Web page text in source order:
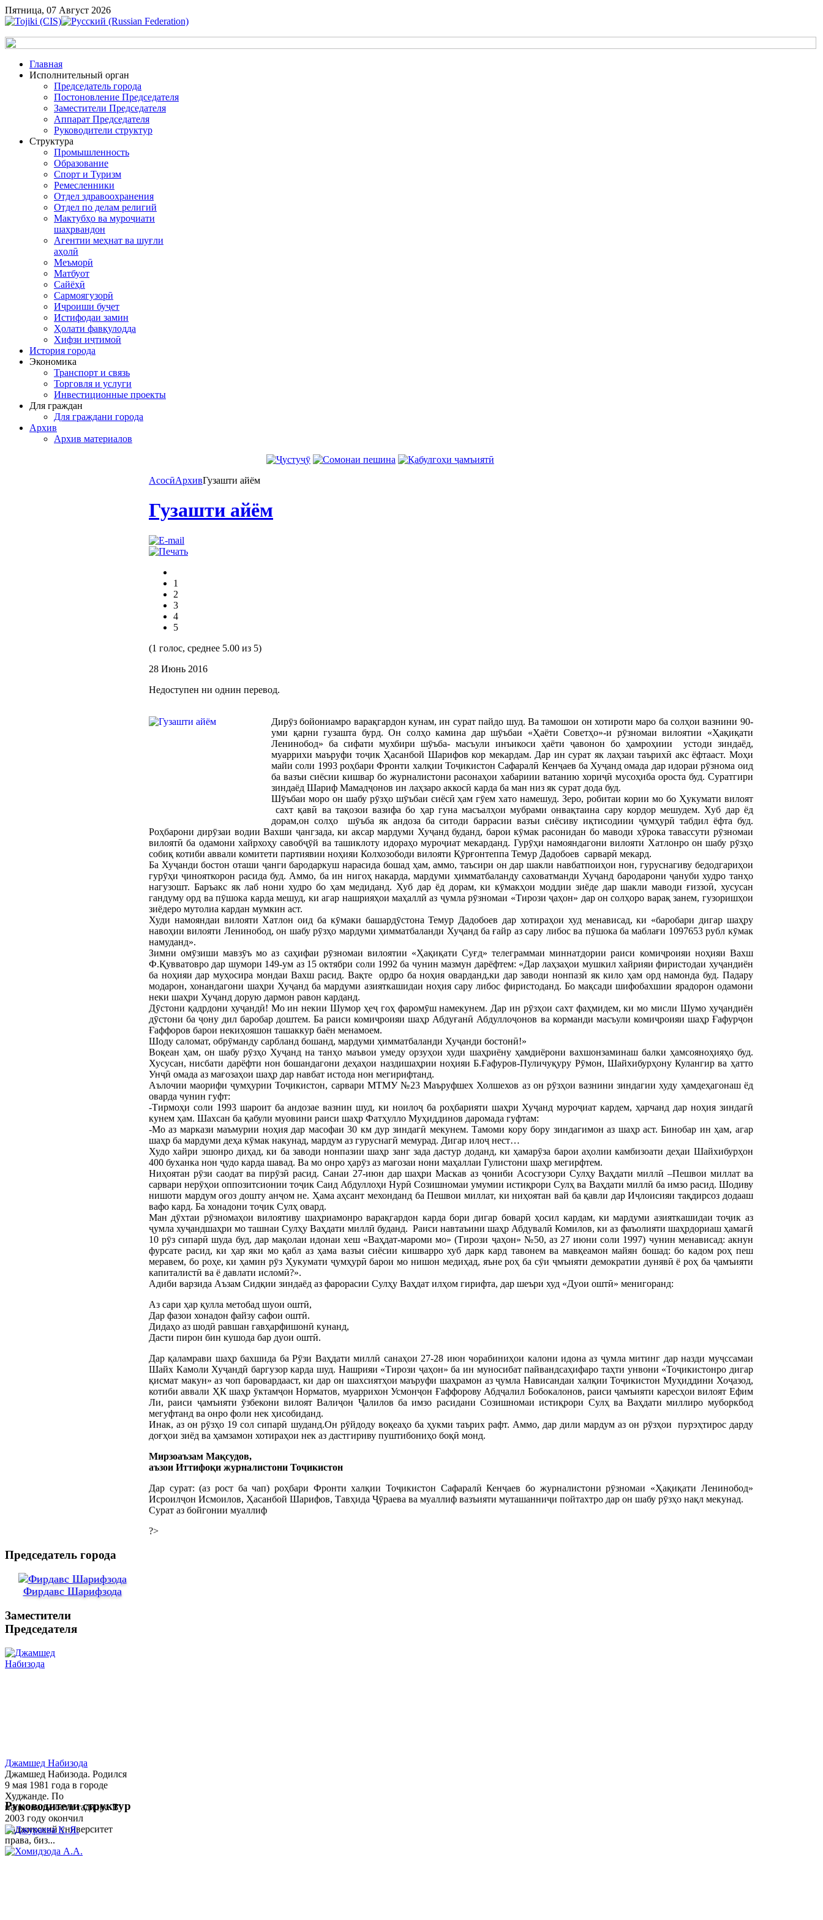
Пятница, 07 Август 2026
Главная
Исполнительный орган
Председатель города
Постоновление Председателя
Заместители Председателя
Аппарат Председателя
Руководители структур
Структура
Промышленность
Образование
Спорт и Туризм
Ремесленники
Отдел здравоохранения
Отдел по делам религий
Мактубҳо ва муроҷиати
шаҳрвандон
Агентии меҳнат ва шуғли
аҳолӣ
Меъморӣ
Матбуот
Сайёҳӣ
Сармоягузорӣ
Иҷроиши буҷет
Истифодаи замин
Ҳолати фавқулодда
Хифзи иҷтимоӣ
История города
Экономика
Транспорт и связь
Торговля и услуги
Инвестиционные проекты
Для граждан
Для граждани города
Архив
Архив материалов
АсосӣАрхивГузашти айём
Гузашти айём
1
2
3
4
5
(1 голос, среднее 5.00 из 5)
28 Июнь 2016
Недоступен ни однин перевод.
Дирӯз бойониамро варақгардон кунам, ин сурат пайдо шуд. Ва тамошои он хотироти маро ба солҳои вазнини 90-
уми қарни гузашта бурд. Он солҳо камина дар шӯъбаи «Ҳаёти Советҳо»-и рӯзномаи вилоятии «Ҳақиқати
Ленинобод» ба сифати мухбири шӯъба- масъули инъикоси ҳаёти ҷавонон бо ҳамроҳиии устоди зиндаёд,
муаррихи маъруфи тоҷик Ҳасанбой Шарифов кор мекардам. Дар ин сурат як лаҳзаи таърихӣ акс ёфтааст. Моҳи
майи соли 1993 роҳбари Фронти халқии Тоҷикистон Сафаралӣ Кенҷаев ба Хуҷанд омада дар идораи рӯзнома оид
ба вазъи сиёсии кишвар бо журналистони расонаҳои хабариии ватанию хориҷӣ мусоҳиба ороста буд. Суратгири
зиндаёд Шариф Мамадҷонов ин лаҳзаро аккосӣ карда ба ман низ як сурат дода буд.
Шӯъбаи моро он шабу рӯзҳо шӯъбаи сиёсӣ ҳам гӯем хато намешуд. Зеро, робитаи кории мо бо Ҳукумати вилоят
сахт қавӣ ва тақозои вазифа бо ҳар гуна масъалҳои мубрами онвақтаина сару кордор мешудем. Хуб дар ёд
дорам,он солҳо шӯъба як андоза ба ситоди баррасии вазъи сиёсиву иқтисодиии ҷумҳурӣ табдил ёфта буд.
Роҳбарони дирӯзаи водии Вахши ҷангзада, ки аксар мардуми Хуҷанд буданд, барои кӯмак расонидан бо маводи хӯрока тавассути рӯзномаи
вилоятӣ ба одамони хайрхоҳу савобҷӯй ва ташиклоту идораҳо муроҷиат мекарданд. Гурӯҳи намояндагони вилояти Хатлонро он шабу рӯзҳо
собиқ котиби аввали комитети партиявии ноҳияи Колхозободи вилояти Қӯрғонтеппа Темур Дадобоев сарварӣ мекард.
Ба Хуҷанди бостон оташи ҷанги бародаркуш нарасида бошад ҳам, аммо, таъсири он дар шакли навбатпоиҳои нон, гуруснагиву бедодгариҳои
гурӯҳи ҷинояткорон расида буд. Аммо, ба ин нигоҳ накарда, мардуми ҳимматбаланду саховатманди Хуҷанд бародарони ҷануби худро танҳо
нагузошт. Баръакс як лаб нони худро бо ҳам медиданд. Хуб дар ёд дорам, ки кӯмакҳои моддии зиёде дар шакли маводи ғиззоӣ, хусусан
гандуму орд ва пӯшока карда мешуд, ки агар нашрияҳои маҳаллӣ аз ҷумла рӯзномаи «Тирози ҷаҳон» дар он солҳоро варақ занем, гузоришҳои
зиёдеро мутолиа кардан мумкин аст.
Худи намояндаи вилояти Хатлон оид ба кӯмаки башардӯстона Темур Дадобоев дар хотираҳои худ менависад, ки «баробари дигар шаҳру
навоҳии вилояти Ленинобод, он шабу рӯзҳо мардуми ҳимматбаланди Хуҷанд ба ғайр аз сару либос ва пӯшока ба маблағи 1097653 рубл кӯмак
намуданд».
Зимни омӯзиши мавзӯъ мо аз саҳифаи рӯзномаи вилоятии «Ҳақиқати Суғд» телеграммаи миннатдории раиси комиҷроияи ноҳияи Вахш
Ф.Қувватовро дар шумори 149-ум аз 15 октябри соли 1992 ба чунин мазмун дарёфтем: «Дар лаҳзаҳои мушкил хайрияи фиристодаи хуҷандиён
ба ноҳияи дар муҳосира мондаи Вахш расид. Вақте ордро ба ноҳия оварданд,ки дар заводи нонпазӣ як кило ҳам орд намонда буд. Падару
модарон, хонандагони шаҳри Хуҷанд ба мардуми азияткашидаи ноҳия сару либос фиристоданд. Бо мақсади шифобахшии ярадорон одамони
неки шаҳри Хуҷанд дорую дармон равон карданд.
Дӯстони қадрдони хуҷандӣ! Мо ин некии Шумор ҳеҷ гоҳ фаромӯш намекунем. Дар ин рӯзҳои сахт фаҳмидем, ки мо мисли Шумо хуҷандиён
дӯстони ба ҷону дил баробар доштем. Ба раиси комиҷроияи шаҳр Абдуғанӣ Абдуллоҷонов ва корманди масъули комиҷроияи шаҳр Ғафурҷон
Ғаффоров барои некиҳояшон ташаккур баён менамоем.
Шоду саломат, обрӯманду сарбланд бошанд, мардуми ҳимматбаланди Хуҷанди бостонӣ!»
Воқеан ҳам, он шабу рӯзҳо Хуҷанд на танҳо маъвои умеду орзуҳои худи шаҳриёну ҳамдиёрони вахшонзаминаш балки ҳамсояноҳияҳо буд.
Хусусан, нисбати дарёфти нон бошандагони деҳаҳои наздишаҳрии ноҳияи Б.Ғафуров-Пуличуқуру Рӯмон, Шайхибурҳону Кулангир ва ҳатто
Унҷӣ омада аз мағозаҳои шаҳр дар навбат истода нон мегирифтанд.
Аълочии маорифи ҷумҳурии Тоҷикистон, сарвари МТМУ №23 Маъруфшех Холшехов аз он рӯзҳои вазнини зиндагии худу ҳамдеҳагонаш ёд
оварда чунин гуфт:
-Тирмоҳи соли 1993 шароит ба андозае вазнин шуд, ки ноилоҷ ба роҳбарияти шаҳри Хуҷанд муроҷиат кардем, ҳарчанд дар ноҳия зиндагӣ
кунем ҳам. Шахсан ба қабули муовини раиси шаҳр Фатҳулло Муҳиддинов даромада гуфтам:
-Мо аз маркази маъмурии ноҳия дар масофаи 30 км дур зиндагӣ мекунем. Тамоми кору бору зиндагимон аз шаҳр аст. Бинобар ин ҳам, агар
шаҳр ба мардуми деҳа кӯмак накунад, мардум аз гуруснагӣ мемурад. Дигар илоҷ нест…
Худо хайри эшонро диҳад, ки ба заводи нонпазии шаҳр занг зада дастур доданд, ки ҳамарӯза барои аҳолии камбизоати деҳаи Шайхибурҳон
400 буханка нон ҷудо карда шавад. Ва мо онро ҳарӯз аз мағозаи нони маҳаллаи Гулистони шаҳр мегирфтем.
Ниҳоятан рӯзи саодат ва пирӯзӣ расид. Санаи 27-июн дар шаҳри Маскав аз ҷониби Асосгузори Сулҳу Ваҳдати миллӣ –Пешвои миллат ва
сарвари нерӯҳои оппозитсионии тоҷик Саид Абдуллоҳи Нурӣ Созишномаи умумии истиқрори Сулҳ ва Ваҳдати миллӣ ба имзо расид. Шодиву
нишоти мардум оғоз дошту анҷом не. Ҳама аҳсант мехонданд ба Пешвои миллат, ки ниҳоятан вай ба қавли дар Иҷлоисияи тақдирсоз додааш
вафо кард. Ба хонадони тоҷик Сулҳ овард.
Ман дӯхтаи рӯзномаҳои вилоятиву шаҳриамонро варақгардон карда бори дигар боварӣ ҳосил кардам, ки мардуми азияткашидаи тоҷик аз
ҷумла хуҷандшаҳри мо ташнаи Сулҳу Ваҳдати миллӣ буданд. Раиси навтаъини шаҳр Абдувалӣ Комилов, ки аз фаъолияти шаҳрдориаш ҳамагӣ
10 рӯз сипарӣ шуда буд, дар мақолаи идонаи хеш «Ваҳдат-мароми мо» (Тирози ҷаҳон» №50, аз 27 июни соли 1997) чунин менависад: акнун
фурсате расид, ки ҳар яки мо қабл аз ҳама вазъи сиёсии кишварро хуб дарк кард тавонем ва мавқеамон майян бошад: бо кадом роҳ пеш
меравем, бо роҳе, ки ҳамин рӯз Ҳукумати ҷумҳурӣ барои мо нишон медиҳад, яъне роҳ ба сӯи ҷмъияти демократии дунявӣ ё роҳ ба ҷамъияти
капиталистӣ ва ё давлати исломӣ?».
Адиби варзида Аъзам Сидқии зиндаёд аз фарорасии Сулҳу Ваҳдат илҳом гирифта, дар шеъри худ «Дуои оштӣ» менигоранд:
Аз сари ҳар қулла метобад шуои оштӣ,
Дар фазои хонадон файзу сафои оштӣ.
Дидаҳо аз шодӣ равшан гавҳарфишонӣ кунанд,
Дасти пирон бин кушода бар дуои оштӣ.
Дар қаламрави шаҳр бахшида ба Рӯзи Ваҳдати миллӣ санаҳои 27-28 июн чорабиниҳои калони идона аз ҷумла митинг дар назди муҷссамаи
Шайх Камоли Хуҷандӣ баргузор карда шуд. Нашрияи «Тирози ҷаҳон» ба ин муносибат пайвандсаҳифаро таҳти унвони «Тоҷикистонро дигар
қисмат макун» аз чоп баровардааст, ки дар он шахсиятҳои маъруфи шаҳрамон аз ҷумла Нависандаи халқии Тоҷикистон Муҳиддини Хоҷазод,
котиби аввали ҲК шаҳр ӯктамҷон Норматов, муаррихон Усмонҷон Ғаффорову Абдҷалил Бобокалонов, раиси ҷамъияти каресҳои вилоят Ефим
Ли, раиси ҷамъияти ӯзбекони вилоят Валиҷон Ҷалилов ба имзо расидани Созишномаи истиқрори Сулҳ ва Ваҳдати миллиро муборкбод
мегуфтанд ва онро фоли нек ҳисобиданд.
Инак, аз он рӯзҳо 19 сол сипарӣ шуданд.Он рӯйдоду воқеаҳо ба ҳукми таърих рафт. Аммо, дар дили мардум аз он рӯзҳои пурэҳтирос дарду
доғҳои зиёд ва ҳамзамон хотираҳои нек аз дастгириву пуштибониҳо боқӣ монд.
Мирзоаъзам Мақсудов,
аъзои Иттифоқи журналистони Тоҷикистон
Дар сурат: (аз рост ба чап) роҳбари Фронти халқии Тоҷикистон Сафаралӣ Кенҷаев бо журналистони рӯзномаи «Ҳақиқати Ленинобод»
Исроилҷон Исмоилов, Ҳасанбой Шарифов, Тавҳида Ҷӯраева ва муаллиф вазъияти муташанниҷи пойтахтро дар он шабу рӯзҳо нақл мекунад.
Сурат аз бойгонии муаллиф
?>
Председатель города
Фирдавс Шарифзода
Заместители
Председателя
Джамшед Набизода
Джамшед Набизода. Родился
9 мая 1981 года в городе
Худжанде. По
национальности таджик. В
2003 году окончил
Таджикский университет
права, биз...
Руководители структур